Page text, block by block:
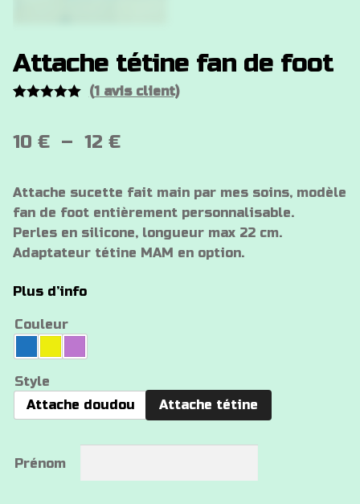
Attache tétine fan de foot
basé sur
client
(1 avis client)
10 € – 12 €Plage
prix :
10 €
à
Attache sucette fait main par mes soins, modèle
fan de foot entièrement personnalisable.
Perles en silicone, longueur max 22 cm.
Adaptateur tétine MAM en option.
Plus d’info
Couleur
Style
Attache doudou
Attache tétine
Prénom